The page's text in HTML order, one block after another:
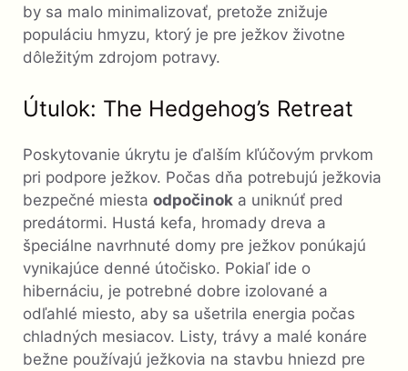
by sa malo minimalizovať, pretože znižuje
populáciu hmyzu, ktorý je pre ježkov životne
dôležitým zdrojom potravy.
Útulok: The Hedgehog’s Retreat
Poskytovanie úkrytu je ďalším kľúčovým prvkom
pri podpore ježkov. Počas dňa potrebujú ježkovia
bezpečné miesta odpočinok a uniknúť pred
predátormi. Hustá kefa, hromady dreva a
špeciálne navrhnuté domy pre ježkov ponúkajú
vynikajúce denné útočisko. Pokiaľ ide o
hibernáciu, je potrebné dobre izolované a
odľahlé miesto, aby sa ušetrila energia počas
chladných mesiacov. Listy, trávy a malé konáre
bežne používajú ježkovia na stavbu hniezd pre